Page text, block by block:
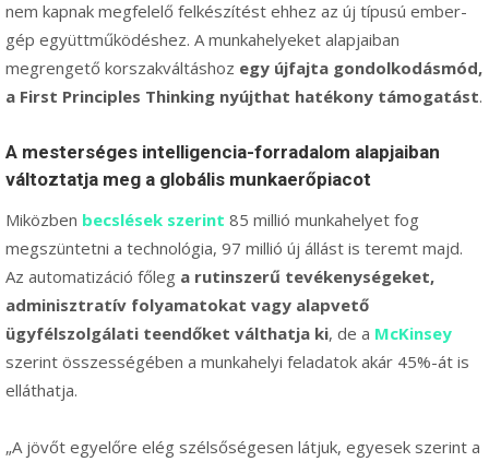
nem kapnak megfelelő felkészítést ehhez az új típusú ember-
gép együttműködéshez. A munkahelyeket alapjaiban
megrengető korszakváltáshoz egy újfajta gondolkodásmód,
a First Principles Thinking nyújthat hatékony támogatást.
A mesterséges intelligencia-forradalom alapjaiban
változtatja meg a globális munkaerőpiacot
Miközben becslések szerint 85 millió munkahelyet fog
megszüntetni a technológia, 97 millió új állást is teremt majd.
Az automatizáció főleg a rutinszerű tevékenységeket,
adminisztratív folyamatokat vagy alapvető
ügyfélszolgálati teendőket válthatja ki, de a McKinsey
szerint összességében a munkahelyi feladatok akár 45%-át is
elláthatja.
„A jövőt egyelőre elég szélsőségesen látjuk, egyesek szerint a